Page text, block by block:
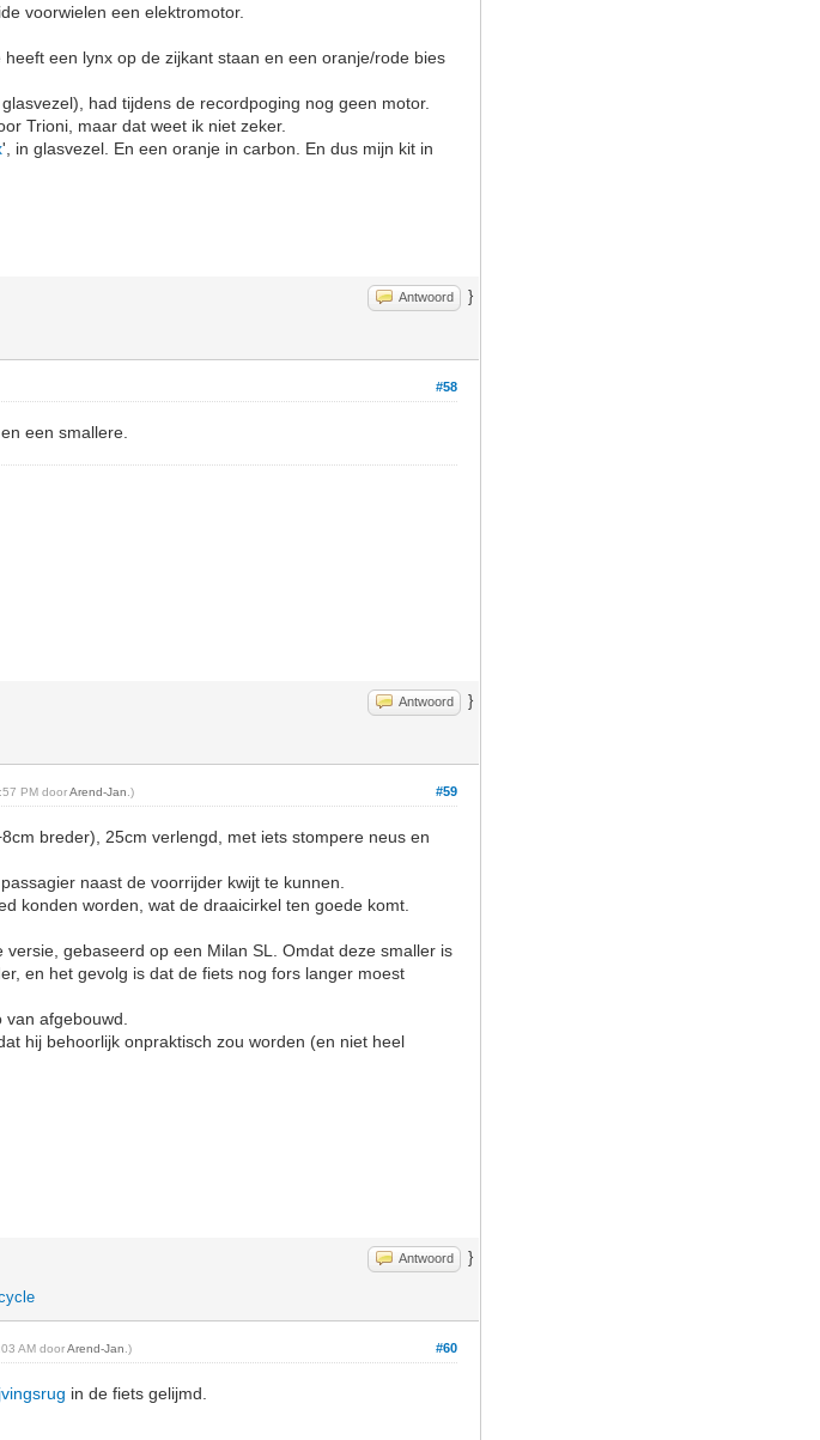
voorwielen een elektromotor.
heeft een lynx op de zijkant staan en een oranje/rode bies
had tijdens de recordpoging nog geen motor.
Trioni, maar dat weet ik niet zeker.
', in glasvezel. En een oranje in carbon. En dus mijn kit in
Antwoord }
#58
een smallere.
Antwoord }
#59
PM doorArend-Jan .)
breder), 25cm verlengd, met iets stompere neus en
naast de voorrijder kwijt te kunnen.
konden worden, wat de draaicirkel ten goede komt.
gebaseerd op een Milan SL. Omdat deze smaller is
en het gevolg is dat de fiets nog fors langer moest
afgebouwd.
hij behoorlijk onpraktisch zou worden (en niet heel
Antwoord }
#60
AM doorArend-Jan .)
in de fiets gelijmd.